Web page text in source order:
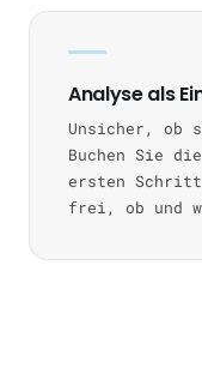
Analyse als
Unsicher, ob
Buchen Sie
ersten
frei, ob und